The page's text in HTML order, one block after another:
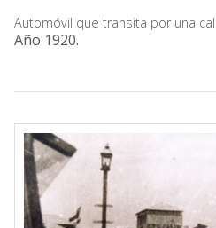
Automóvil que transita por una
Año 1920.